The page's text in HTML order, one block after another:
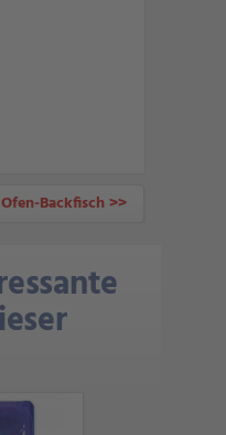
Ofen-Backfisch >>